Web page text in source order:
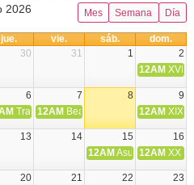
Mes Semana Día
2026
jue. vie. sáb.
dom.
30 31 1
2
12AM XVIII
6 7 8
9
Transfiguración del Señor
12AM Beatos Cruz Laplana,
12AM XIX
13 14 15
16
12AM Asunción de la
12AM XX
20 21 22
23